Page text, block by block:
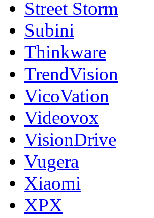
Street Storm
Subini
Thinkware
TrendVision
VicoVation
Videovox
VisionDrive
Vugera
Xiaomi
XPX